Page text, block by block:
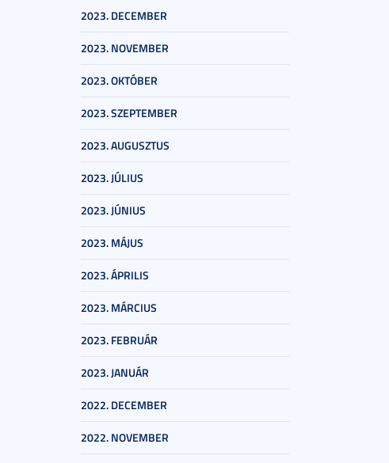
2023. DECEMBER
2023. NOVEMBER
2023. OKTÓBER
2023. SZEPTEMBER
2023. AUGUSZTUS
2023. JÚLIUS
2023. JÚNIUS
2023. MÁJUS
2023. ÁPRILIS
2023. MÁRCIUS
2023. FEBRUÁR
2023. JANUÁR
2022. DECEMBER
2022. NOVEMBER